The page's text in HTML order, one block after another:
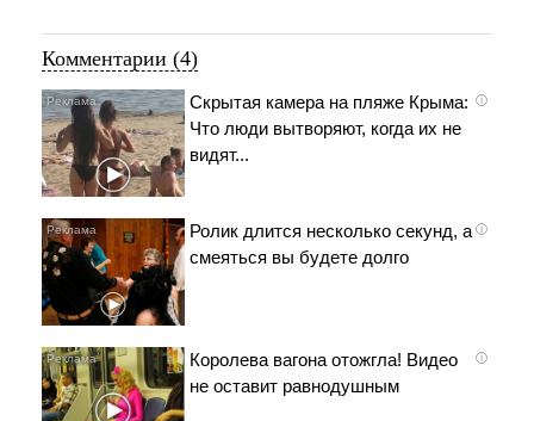
Комментарии (4)
i
Скрытая камера на пляже Крыма:
Что люди вытворяют, когда их не
видят...
i
Ролик длится несколько секунд, а
смеяться вы будете долго
i
Королева вагона отожгла! Видео
не оставит равнодушным